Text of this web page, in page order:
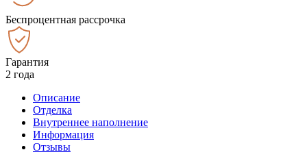
Беспроцентная рассрочка
Гарантия
2 года
Описание
Отделка
Внутреннее наполнение
Информация
Отзывы